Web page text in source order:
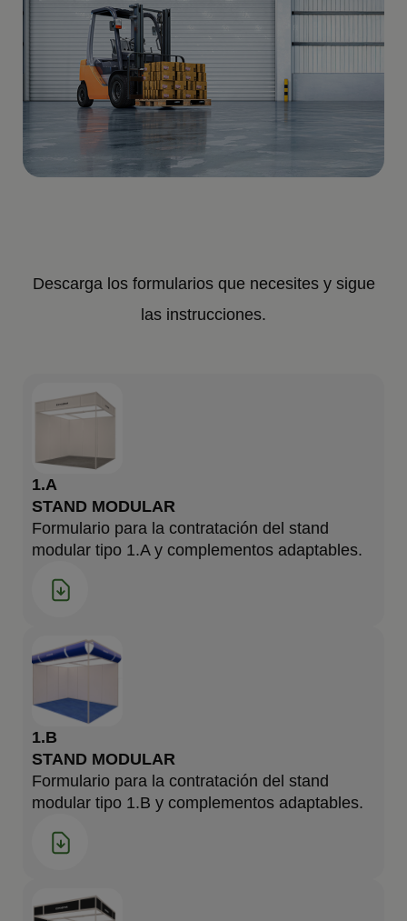
Descarga los formularios que necesites y sigue
las instrucciones.
1.A
STAND MODULAR
Formulario para la contratación del stand
modular tipo 1.A y complementos adaptables.
1.B
STAND MODULAR
Formulario para la contratación del stand
modular tipo 1.B y complementos adaptables.